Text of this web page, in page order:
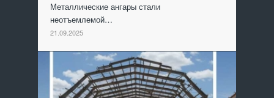
Металлические ангары стали
неотъемлемой…
21.09.2025